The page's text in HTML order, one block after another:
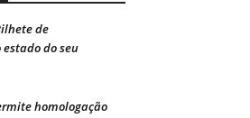
de
do seu
homologação